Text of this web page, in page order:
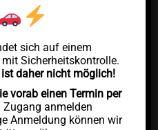
und Reparaturen werden
juristischen Person
die unabhängig unter
EV Clinic übernimmt
das Ergebnis,
oder etwaige
sich auf einem
Sicherheitskontrolle.
daher nicht möglich!
vorab einen Termin per
Zugang anmelden
Anmeldung können wir